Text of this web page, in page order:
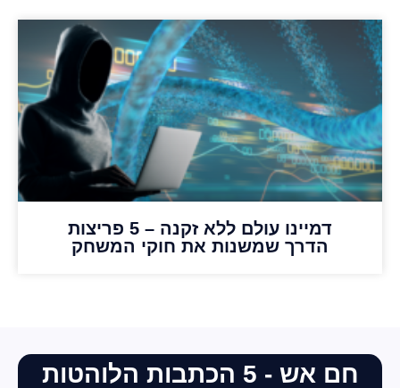
דמיינו עולם ללא זקנה – 5 פריצות
הדרך שמשנות את חוקי המשחק
חם אש - 5 הכתבות הלוהטות